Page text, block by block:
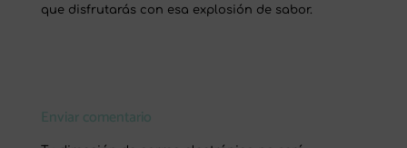
que disfrutarás con esa explosión de sabor.
Enviar comentario